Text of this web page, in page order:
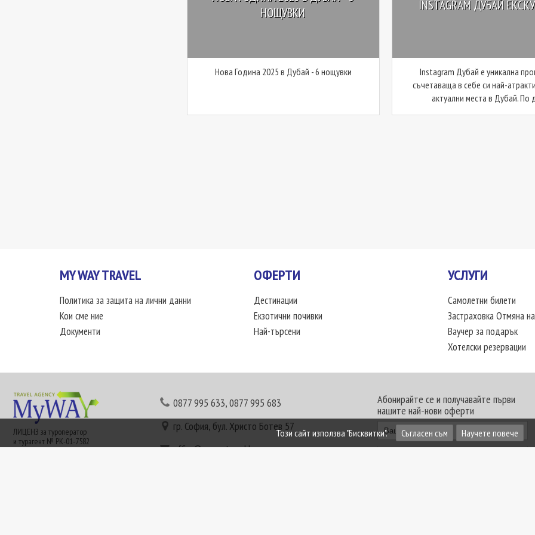
НОЩУВКИ
Нова Година 2025 в Дубай - 6 нощувки
INSTAGRAM ДУБАЙ
Instagram Дубай е уникална
съчетаваща в себе си най-
актуални места в Дубай. По
MY WAY TRAVEL
Политика за защита на лични данни
Кои сме ние
Документи
ОФЕРТИ
Дестинации
Екзотични почивки
Най-търсени
УСЛУГИ
Самолетни билети
Застраховка Отмяна
Ваучер за подарък
Хотелски резервации
ЛИЦЕНЗ за туроператор
и турагент № РК-01-7582
0877 995 633,0877 995 683
гр. София, бул. Христо Ботев 57
office@mywaytravel.bg
Абонирайте се и получавайте първи
нашите най-нови оферти
Този сайт използва "Бисквитки". Съгласен съм Научете повече